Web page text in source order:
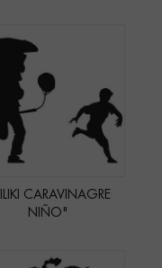
CARAVINAGRE
NIÑO"